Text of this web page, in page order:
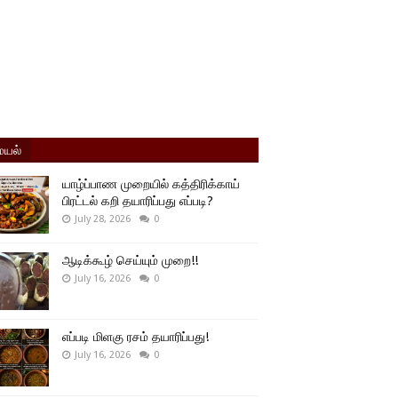
யாழ்ப்பாண முறையில் கத்திரிக்காய்
பிரட்டல் கறி தயாரிப்பது எப்படி?
July 28, 2026 0
ஆடிக்கூழ் செய்யும் முறை!!
July 16, 2026 0
எப்படி மிளகு ரசம் தயாரிப்பது!
July 16, 2026 0